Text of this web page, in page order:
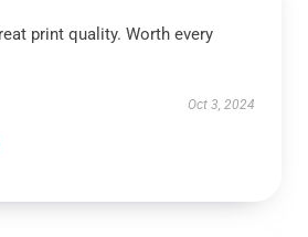
print quality. Worth every
Oct 3, 2024